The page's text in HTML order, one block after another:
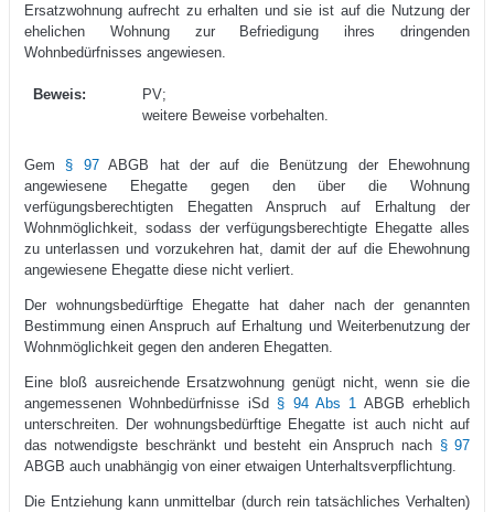
Ersatzwohnung aufrecht zu erhalten und sie ist auf die Nutzung der
ehelichen Wohnung zur Befriedigung ihres dringenden
Wohnbedürfnisses angewiesen.
Beweis:
PV;
weitere Beweise vorbehalten.
Gem § 97ABGB hat der auf die Benützung der Ehewohnung
angewiesene Ehegatte gegen den über die Wohnung
verfügungsberechtigten Ehegatten Anspruch auf Erhaltung der
Wohnmöglichkeit, sodass der verfügungsberechtigte Ehegatte alles
zu unterlassen und vorzukehren hat, damit der auf die Ehewohnung
angewiesene Ehegatte diese nicht verliert.
Der wohnungsbedürftige Ehegatte hat daher nach der genannten
Bestimmung einen Anspruch auf Erhaltung und Weiterbenutzung der
Wohnmöglichkeit gegen den anderen Ehegatten.
Eine bloß ausreichende Ersatzwohnung genügt nicht, wenn sie die
angemessenen Wohnbedürfnisse iSd § 94 Abs 1 ABGB erheblich
unterschreiten. Der wohnungsbedürftige Ehegatte ist auch nicht auf
das notwendigste beschränkt und besteht ein Anspruch nach § 97
ABGB auch unabhängig von einer etwaigen Unterhaltsverpflichtung.
Die Entziehung kann unmittelbar (durch rein tatsächliches Verhalten)